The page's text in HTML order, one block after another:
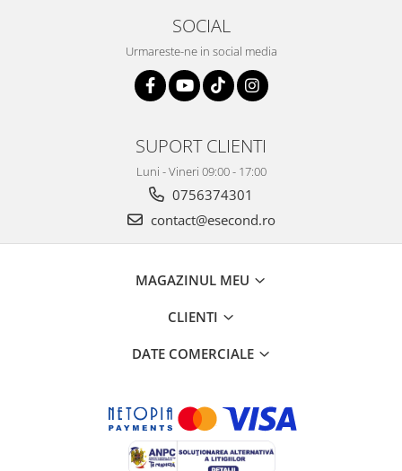
Retelistica & Supraveghere
Servere, Componente & UPS
Sport & Activitati in aer liber
Accesorii antrenament
Audio HI-FI & Profesionale
Camere video si sport
SOCIAL
Urmareste-ne in social media
SUPORT CLIENTI
Luni - Vineri 09:00 - 17:00
0756374301
contact@esecond.ro
MAGAZINUL MEU
CLIENTI
DATE COMERCIALE